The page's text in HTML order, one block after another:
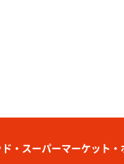
・スーパーマーケット・